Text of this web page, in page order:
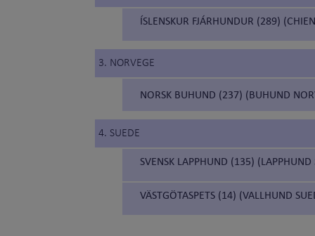
ÍSLENSKUR FJÁRHUNDUR (289)
3. NORVEGE
NORSK BUHUND (237) (BUHUND
4. SUEDE
SVENSK LAPPHUND (135) (LAPPHUND
VÄSTGÖTASPETS (14) (VALLHUND